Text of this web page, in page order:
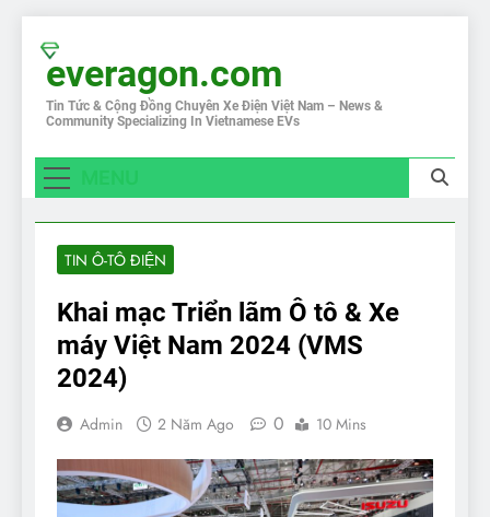
content
everagon.com
Tin Tức & Cộng Đồng Chuyên Xe Điện Việt Nam – News &
Community Specializing In Vietnamese EVs
TIN Ô-TÔ ĐIỆN
Khai mạc Triển lãm Ô tô & Xe
máy Việt Nam 2024 (VMS
2024)
Admin 2 Năm Ago 0 10 Mins